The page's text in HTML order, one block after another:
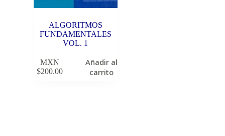
ALGORITMOS
FUNDAMENTALES
VOL. 1
MXN
$200.00
Añadir al
carrito